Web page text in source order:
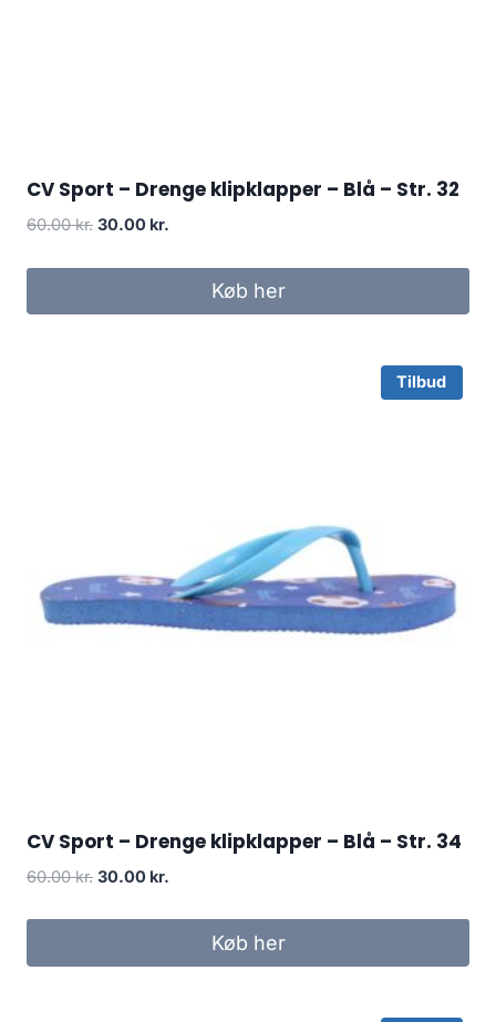
CV Sport – Drenge klipklapper – Blå – Str. 32
60.00kr. Original
was:
30.00 kr.
is:
30.00 kr..Køb her
Tilbud
CV Sport – Drenge klipklapper – Blå – Str. 34
60.00kr. Original
30.00 kr.
30.00 kr..Køb her